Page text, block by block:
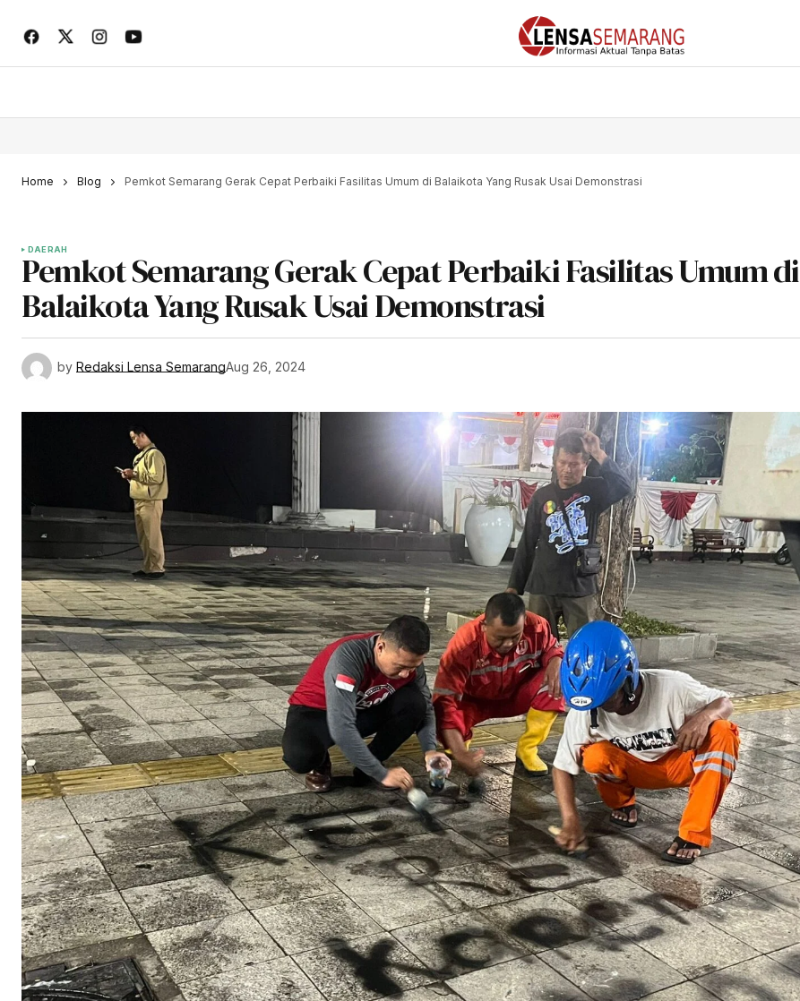
Home Blog Pemkot Semarang Gerak Cepat Perbaiki Fasilitas Umum di Balaikota Yang Rusak Usai Demonstrasi
DAERAH
Pemkot Semarang Gerak Cepat Perbaiki Fasilitas Umum di
Balaikota Yang Rusak Usai Demonstrasi
by Redaksi Lensa SemarangAug 26, 2024